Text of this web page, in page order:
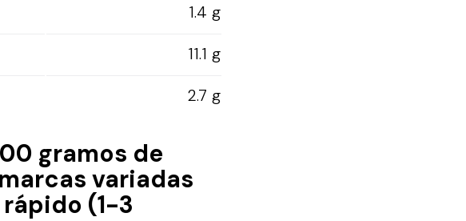
1.4 g
11.1 g
2.7 g
gramos de
variadas
rápido (1-3